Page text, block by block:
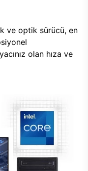
ve optik sürücü, en
olan hıza ve